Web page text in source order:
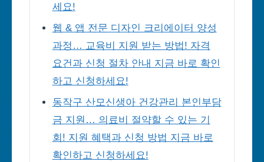
세요!
웹 & 앱 전문 디자인 크리에이터 양성
과정… 교육비 지원 받는 방법! 자격
요건과 신청 절차 안내 지금 바로 확인
하고 신청하세요!
동작구 산모신생아 건강관리 본인부담
금 지원… 의료비 절약할 수 있는 기
회! 지원 혜택과 신청 방법 지금 바로
확인하고 신청하세요!